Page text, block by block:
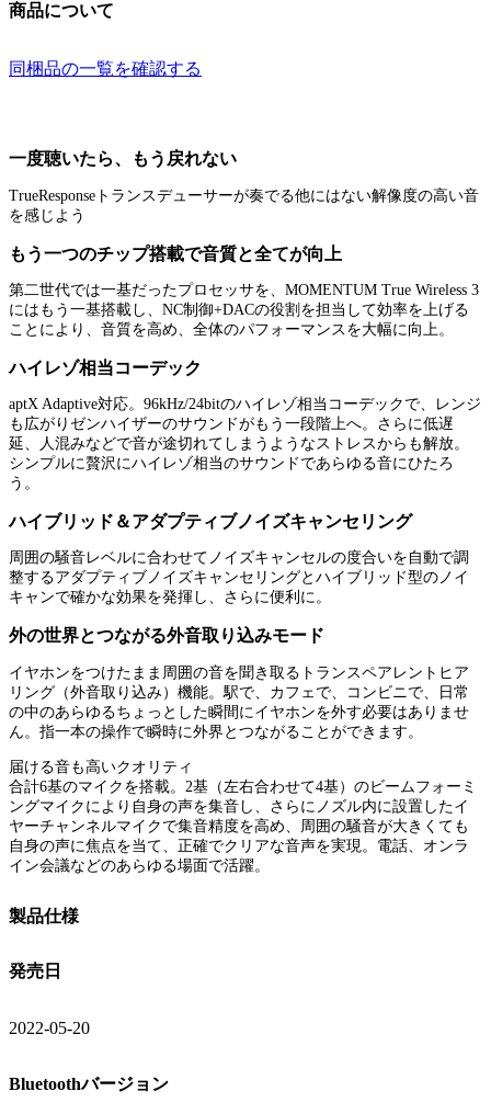
商品について
同梱品の一覧を確認する
一度聴いたら、もう戻れない
TrueResponseトランスデューサーが奏でる他にはない解像度の高い音
を感じよう
もう一つのチップ搭載で音質と全てが向上
第二世代では一基だったプロセッサを、MOMENTUM True Wireless 3
にはもう一基搭載し、NC制御+DACの役割を担当して効率を上げる
ことにより、音質を高め、全体のパフォーマンスを大幅に向上。
ハイレゾ相当コーデック
aptX Adaptive対応。96kHz/24bitのハイレゾ相当コーデックで、レンジ
も広がりゼンハイザーのサウンドがもう一段階上へ。さらに低遅
延、人混みなどで音が途切れてしまうようなストレスからも解放。
シンプルに贅沢にハイレゾ相当のサウンドであらゆる音にひたろ
う。
ハイブリッド＆アダプティブノイズキャンセリング
周囲の騒音レベルに合わせてノイズキャンセルの度合いを自動で調
整するアダプティブノイズキャンセリングとハイブリッド型のノイ
キャンで確かな効果を発揮し、さらに便利に。
外の世界とつながる外音取り込みモード
イヤホンをつけたまま周囲の音を聞き取るトランスペアレントヒア
リング（外音取り込み）機能。駅で、カフェで、コンビニで、日常
の中のあらゆるちょっとした瞬間にイヤホンを外す必要はありませ
ん。指一本の操作で瞬時に外界とつながることができます。
届ける音も高いクオリティ
合計6基のマイクを搭載。2基（左右合わせて4基）のビームフォーミ
ングマイクにより自身の声を集音し、さらにノズル内に設置したイ
ヤーチャンネルマイクで集音精度を高め、周囲の騒音が大きくても
自身の声に焦点を当て、正確でクリアな音声を実現。電話、オンラ
イン会議などのあらゆる場面で活躍。
製品仕様
発売日
2022-05-20
Bluetoothバージョン